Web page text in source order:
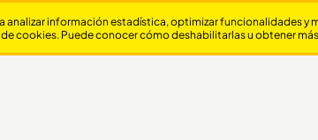
información estadística, optimizar funcionalidades y
cookies. Puede conocer cómo deshabilitarlas u obtener